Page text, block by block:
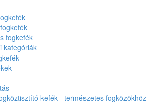
fogkefék
kategóriák
kefék - természetes fogközökhöz